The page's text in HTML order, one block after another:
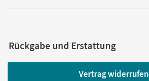
Rückgabe und Erstattung
Vertrag widerrufen